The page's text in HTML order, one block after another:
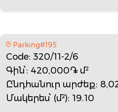
Parking#195
Code: 320/11-2/6
Գին՝: 420,000֏ մ²
Ընդհանուր արժեք:
Մակերես՝ (մ²): 19.10